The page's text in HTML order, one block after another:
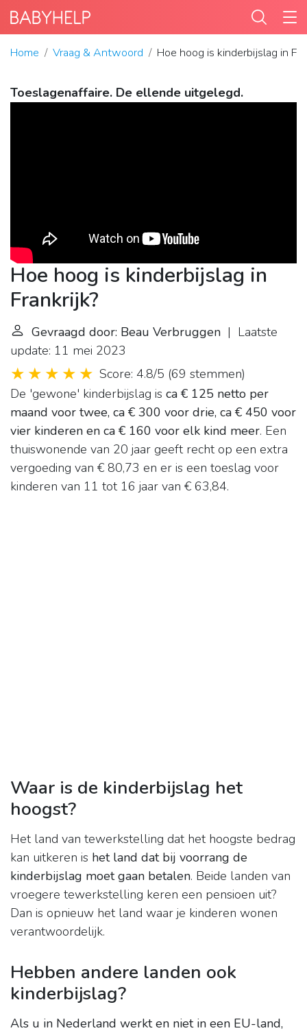
Home Vraag & Antwoord Hoe hoog is kinderbijslag in
Toeslagenaffaire. De ellende uitgelegd.
Hoe hoog is kinderbijslag in
Frankrijk?
Gevraagd door: Beau Verbruggen | Laatste
update: 11 mei 2023
Score: 4.8/5 (69 stemmen)
De 'gewone' kinderbijslag is ca € 125 netto per
maand voor twee, ca € 300 voor drie, ca € 450 voor
vier kinderen en ca € 160 voor elk kind meer. Een
thuiswonende van 20 jaar geeft recht op een extra
vergoeding van € 80,73 en er is een toeslag voor
kinderen van 11 tot 16 jaar van € 63,84.
Waar is de kinderbijslag het
hoogst?
Het land van tewerkstelling dat het hoogste bedrag
kan uitkeren is het land dat bij voorrang de
kinderbijslag moet gaan betalen. Beide landen van
vroegere tewerkstelling keren een pensioen uit?
Dan is opnieuw het land waar je kinderen wonen
verantwoordelijk.
Hebben andere landen ook
kinderbijslag?
Als u in Nederland werkt en niet in een EU-land,